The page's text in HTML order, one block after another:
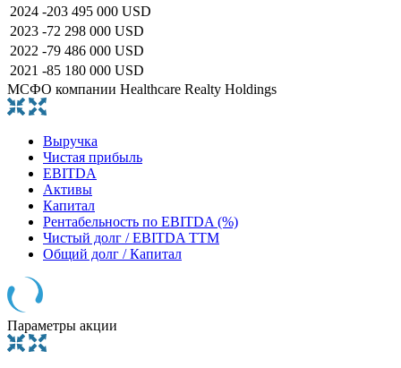
2024 -203 495 000 USD
2023 -72 298 000 USD
2022 -79 486 000 USD
2021 -85 180 000 USD
МСФО компании Healthcare Realty Holdings
Выручка
Чистая прибыль
EBITDA
Активы
Капитал
Рентабельность по EBITDA (%)
Чистый долг / EBITDA TTM
Общий долг / Капитал
Параметры акции